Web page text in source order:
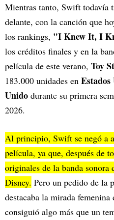
Mientras tanto, Swift todavía
delante, con la canción que
los rankings, "I Knew It, I
los créditos finales y en la
película de este verano, Toy
183.000 unidades en
Unido durante su primera
2026.
Al principio, Swift se negó a
película, ya que, después de
originales de la banda sonora
Disney. Pero un pedido de la
destacaba la mirada
consiguió algo más que un